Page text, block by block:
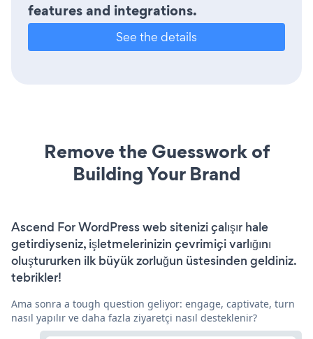
features and integrations.
See the details
Remove the Guesswork of
Building Your Brand
Ascend For WordPress web sitenizi çalışır hale
getirdiyseniz, işletmelerinizin çevrimiçi varlığını
oluştururken ilk büyük zorluğun üstesinden geldiniz.
tebrikler!
Ama sonra a tough question geliyor: engage, captivate, turn
nasıl yapılır ve daha fazla ziyaretçi nasıl desteklenir?